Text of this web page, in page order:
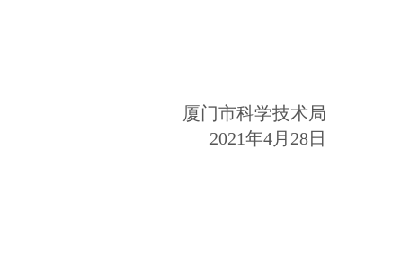
厦门市科学技术局
2021年4月28日